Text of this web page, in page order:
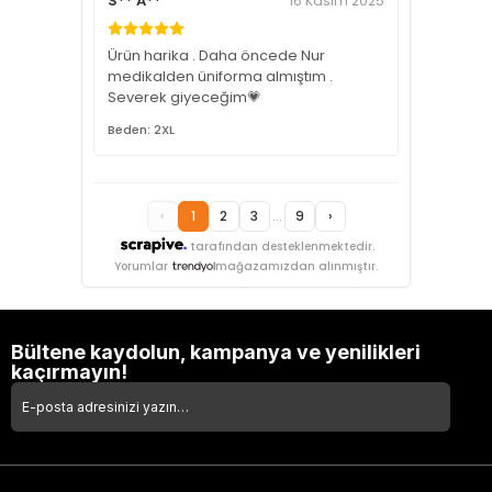
Ürün harika . Daha öncede Nur
medikalden üniforma almıştım .
Severek giyeceğim💗
Beden: 2XL
tarafından desteklenmektedir.
‹ 1 2 3 ... 9 ›
Yorumlar mağazamızdan alınmıştır.
Bültene kaydolun, kampanya ve yenilikleri
kaçırmayın!